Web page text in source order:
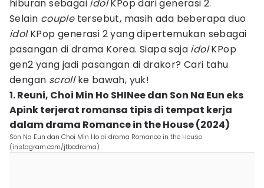
hiburan sebagai idolKPop dari generasi 2.
Selain coupletersebut, masih ada beberapa duo
idolKPop generasi 2 yang dipertemukan sebagai
pasangan di drama Korea. Siapa saja idolKPop
gen2 yang jadi pasangan di drakor? Cari tahu
dengan scrollke bawah, yuk!
1. Reuni, Choi Min Ho SHINee dan Son Na Eun eks
Apink terjerat romansa tipis di tempat kerja
dalam drama Romance in the House (2024)
Son Na Eun dan Choi Min Ho di drama Romance in the House
(instagram.com/jtbcdrama)